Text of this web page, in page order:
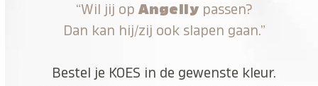
“Wil jij op Angelly passen?
Dan kan hij/zij ook slapen gaan.”
Bestel je KOES in de gewenste kleur.